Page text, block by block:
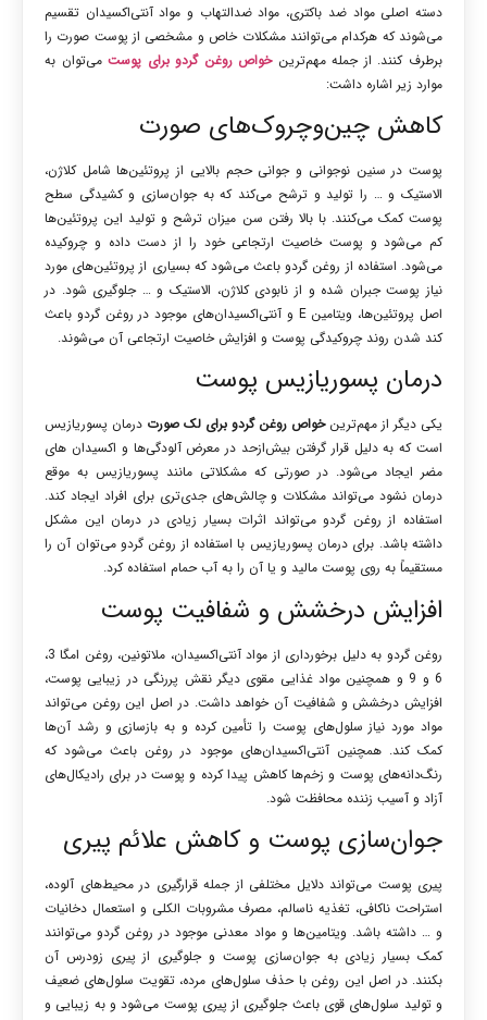
دسته اصلی مواد ضد باکتری، مواد ضدالتهاب و مواد آنتی‌اکسیدان تقسیم
می‌شوند که هرکدام می‌توانند مشکلات خاص و مشخصی از پوست صورت را
برطرف کنند. از جمله مهم‌ترینخواص روغن گردو برای پوستمی‌توان به
موارد زیر اشاره داشت:
کاهش چین‌وچروک‌های صورت
پوست در سنین نوجوانی و جوانی حجم بالایی از پروتئین‌ها شامل کلاژن،
الاستیک و … را تولید و ترشح می‌کند که به جوان‌سازی و کشیدگی سطح
پوست کمک می‌کنند. با بالا رفتن سن میزان ترشح و تولید این پروتئین‌ها
کم می‌شود و پوست خاصیت ارتجاعی خود را از دست داده و چروکیده
می‌شود. استفاده از روغن گردو باعث می‌شود که بسیاری از پروتئین‌های مورد
نیاز پوست جبران شده و از نابودی کلاژن، الاستیک و … جلوگیری شود. در
اصل پروتئین‌ها، ویتامین E و آنتی‌اکسیدان‌های موجود در روغن گردو باعث
کند شدن روند چروکیدگی پوست و افزایش خاصیت ارتجاعی آن می‌شوند.
درمان پسوریازیس پوست
یکی دیگر از مهم‌ترینخواص روغن گردو برای لک صورت درمان پسوریازیس
است که به دلیل قرار گرفتن بیش‌ازحد در معرض آلودگی‌ها و اکسیدان های
مضر ایجاد می‌شود. در صورتی که مشکلاتی مانند پسوریازیس به موقع
درمان نشود می‌تواند مشکلات و چالش‌های جدی‌تری برای افراد ایجاد کند.
استفاده از روغن گردو می‌تواند اثرات بسیار زیادی در درمان این مشکل
داشته باشد. برای درمان پسوریازیس با استفاده از روغن گردو می‌توان آن را
مستقیماً به روی پوست مالید و یا آن را به آب حمام استفاده کرد.
افزایش درخشش و شفافیت پوست
روغن گردو به دلیل برخورداری از مواد آنتی‌اکسیدان، ملاتونین، روغن امگا 3،
6 و 9 و همچنین مواد غذایی مقوی دیگر نقش پررنگی در زیبایی پوست،
افزایش درخشش و شفافیت آن خواهد داشت. در اصل این روغن می‌تواند
مواد مورد نیاز سلول‌های پوست را تأمین کرده و به بازسازی و رشد آن‌ها
کمک کند. همچنین آنتی‌اکسیدان‌های موجود در روغن باعث می‌شود که
رنگ‌دانه‌های پوست و زخم‌ها کاهش پیدا کرده و پوست در برای رادیکال‌های
آزاد و آسیب زننده محافظت شود.
جوان‌سازی پوست و کاهش علائم پیری
پیری پوست می‌تواند دلایل مختلفی از جمله قرارگیری در محیط‌های آلوده،
استراحت ناکافی، تغذیه ناسالم، مصرف مشروبات الکلی و استعمال دخانیات
و … داشته باشد. ویتامین‌ها و مواد معدنی موجود در روغن گردو می‌توانند
کمک بسیار زیادی به جوان‌سازی پوست و جلوگیری از پیری زودرس آن
بکنند. در اصل این روغن با حذف سلول‌های مرده، تقویت سلول‌های ضعیف
و تولید سلول‌های قوی باعث جلوگیری از پیری پوست می‌شود و به زیبایی و